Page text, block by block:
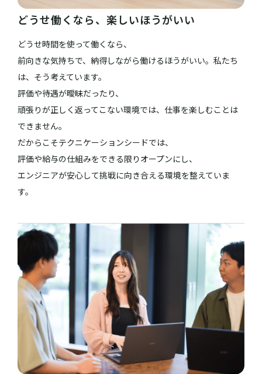
どうせ働くなら、楽しいほうがいい
どうせ時間を使って働くなら、
前向きな気持ちで、納得しながら働けるほうがいい。 私たち
は、そう考えています。
評価や待遇が曖昧だったり、
頑張りが正しく返ってこない環境では、仕事を楽しむことは
できません。
だからこそテクニケーションシードでは、
評価や給与の仕組みをできる限りオープンにし、
エンジニアが安心して挑戦に向き合える環境を整えていま
す。